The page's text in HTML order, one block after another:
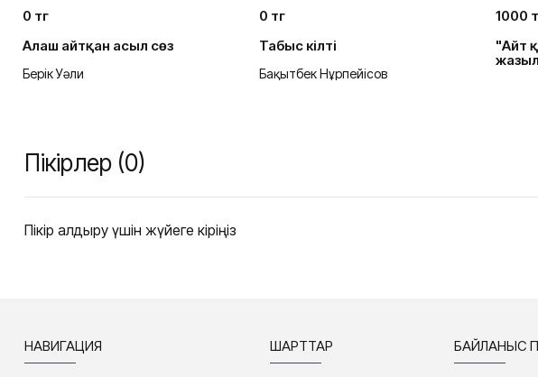
0 тг
Алаш айтқан асыл сөз
Берік Уәли
0 тг
Табыс кілті
Бақытбек Нұрпейісов
1000
"Айт
Пікірлер (0)
Пікір қалдыру үшін жүйеге кіріңіз
НАВИГАЦИЯ ШАРТТАР БАЙЛАНЫС